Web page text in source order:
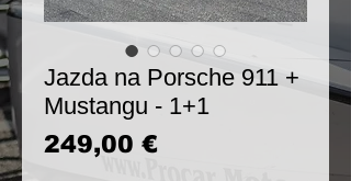
Jazda na Porsche 911 +
Mustangu - 1+1
249,00 €Cena